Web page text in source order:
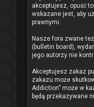
akceptujesz, opuść
wskazane jest, aby
prawnymi.
Nasze fora zwane też
(bulletin board),
jego autorzy nie
Akceptujesz zakaz
zakazu może
Addiction” może w
będą przekazywane